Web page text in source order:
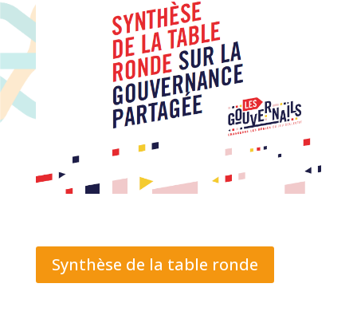
Synthèse de la table ronde